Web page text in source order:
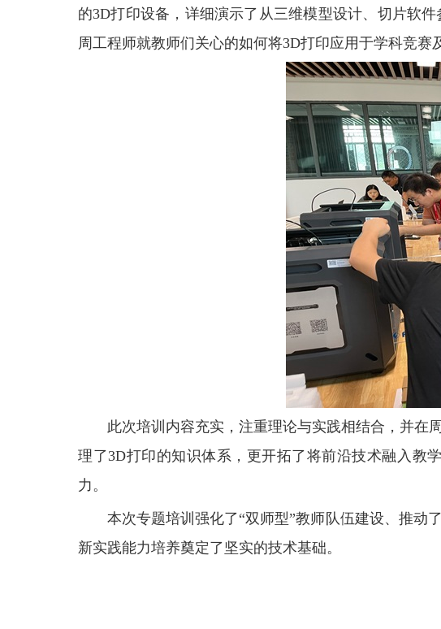
的3D打印设备，详细演示了从三维模型设计、切片软
周工程师就教师们关心的如何将3D打印应用于学科竞
此次培训内容充实，注重理论与实践相结合，并在
理了3D打印的知识体系，更开拓了将前沿技术融入教
力。
本次专题培训强化了“双师型”教师队伍建设、推动
新实践能力培养奠定了坚实的技术基础。